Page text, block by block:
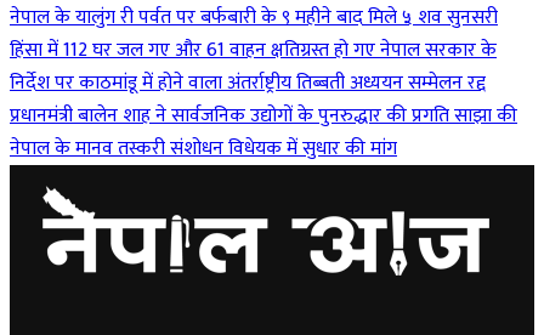
नेपाल के यालुंग री पर्वत पर बर्फबारी के ९ महीने बाद मिले ५ शवसुनसरी
हिंसा में 112 घर जल गए और 61 वाहन क्षतिग्रस्त हो गएनेपाल सरकार के
निर्देश पर काठमांडू में होने वाला अंतर्राष्ट्रीय तिब्बती अध्ययन सम्मेलन रद्द
प्रधानमंत्री बालेन शाह ने सार्वजनिक उद्योगों के पुनरुद्धार की प्रगति साझा की
नेपाल के मानव तस्करी संशोधन विधेयक में सुधार की मांग